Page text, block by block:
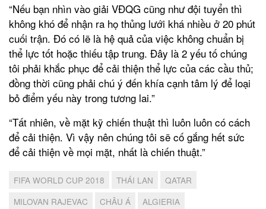
“Nếu bạn nhìn vào giải VĐQG cũng như đội tuyển thì
không khó để nhận ra họ thủng lưới khá nhiều ở 20 phút
cuối trận. Đó có lẽ là hệ quả của việc không chuẩn bị
thể lực tốt hoặc thiếu tập trung. Đây là 2 yếu tố chúng
tôi phải khắc phục để cải thiện thể lực của các cầu thủ;
đồng thời cũng phải chú ý đến khía cạnh tâm lý để loại
bỏ điểm yếu này trong tương lai.”
“Tất nhiên, về mặt kỹ chiến thuật thì luôn luôn có cách
để cải thiện. Vì vậy nên chúng tôi sẽ cố gắng hết sức
để cải thiện về mọi mặt, nhất là chiến thuật.”
FIFA WORLD CUP 2018 THÁI LAN
QATAR
MILOVAN RAJEVAC
CHÂU Á ALGIERIA